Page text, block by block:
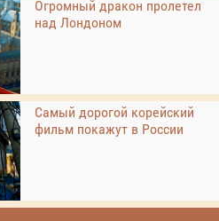
Огромный дракон пролетел
над Лондоном
Самый дорогой корейский
фильм покажут в России